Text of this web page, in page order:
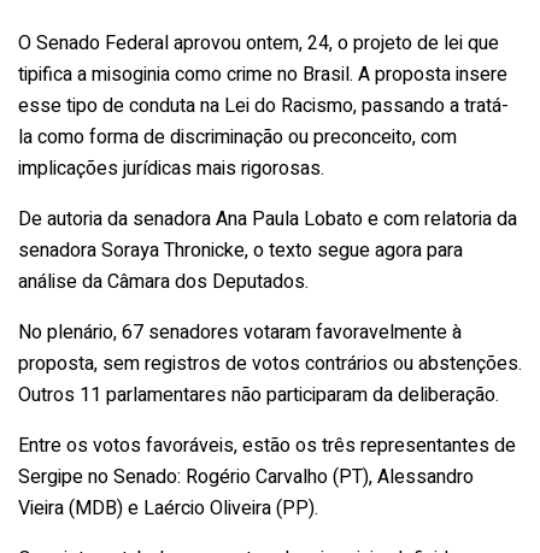
O Senado Federal aprovou ontem, 24, o projeto de lei que
tipifica a misoginia como crime no Brasil. A proposta insere
esse tipo de conduta na Lei do Racismo, passando a tratá-
la como forma de discriminação ou preconceito, com
implicações jurídicas mais rigorosas.
De autoria da senadora Ana Paula Lobato e com relatoria da
senadora Soraya Thronicke, o texto segue agora para
análise da Câmara dos Deputados.
No plenário, 67 senadores votaram favoravelmente à
proposta, sem registros de votos contrários ou abstenções.
Outros 11 parlamentares não participaram da deliberação.
Entre os votos favoráveis, estão os três representantes de
Sergipe no Senado: Rogério Carvalho (PT), Alessandro
Vieira (MDB) e Laércio Oliveira (PP).